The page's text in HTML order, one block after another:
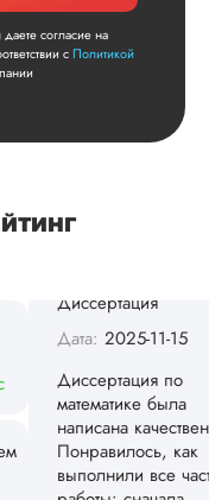
согласие на
сПолитикой
Дата:2025-11-15
написана
работы: сначала
вкратце описали
проблемы, потом
рассказали о
методологии
исследования,
чего провели все
расчеты и
так, как указано в